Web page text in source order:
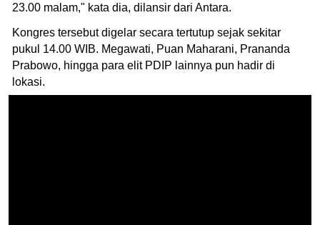
23.00 malam," kata dia, dilansir dari Antara.
Kongres tersebut digelar secara tertutup sejak sekitar
pukul 14.00 WIB. Megawati, Puan Maharani, Prananda
Prabowo, hingga para elit PDIP lainnya pun hadir di
lokasi.